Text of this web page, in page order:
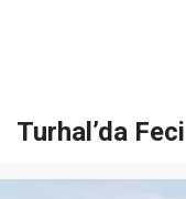
Turhal’da